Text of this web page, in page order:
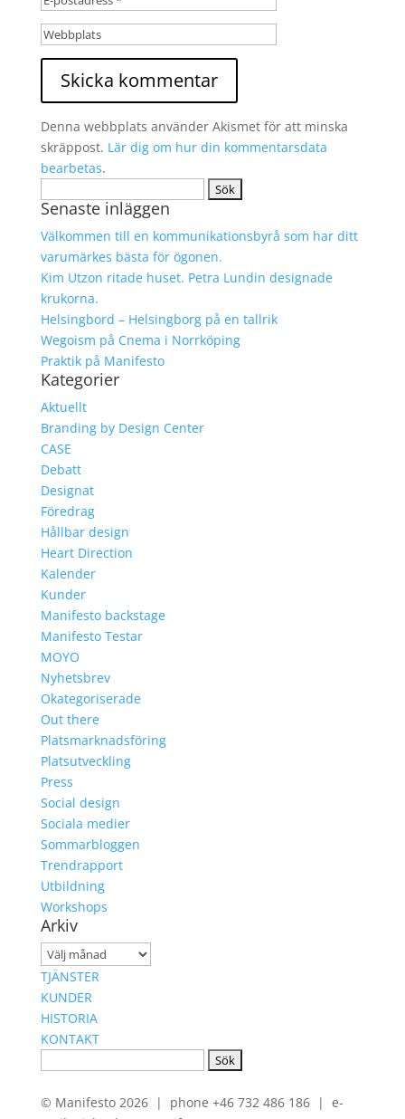
Denna webbplats använder Akismet för att minska
skräppost. Lär dig om hur din kommentarsdata
bearbetas.
efter:
Senaste inläggen
Välkommen till en kommunikationsbyrå som har ditt
varumärkes bästa för ögonen.
Kim Utzon ritade huset. Petra Lundin designade
krukorna.
Helsingbord – Helsingborg på en tallrik
Wegoism på Cnema i Norrköping
Praktik på Manifesto
Kategorier
Aktuellt
Branding by Design Center
CASE
Debatt
Designat
Föredrag
Hållbar design
Heart Direction
Kalender
Kunder
Manifesto backstage
Manifesto Testar
MOYO
Nyhetsbrev
Okategoriserade
Out there
Platsmarknadsföring
Platsutveckling
Press
Social design
Sociala medier
Sommarbloggen
Trendrapport
Utbildning
Workshops
Arkiv
Arkiv
TJÄNSTER
KUNDER
HISTORIA
KONTAKT
© Manifesto 2026 | phone +46 732 486 186 | e-